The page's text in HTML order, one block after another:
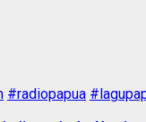
#radiopapua